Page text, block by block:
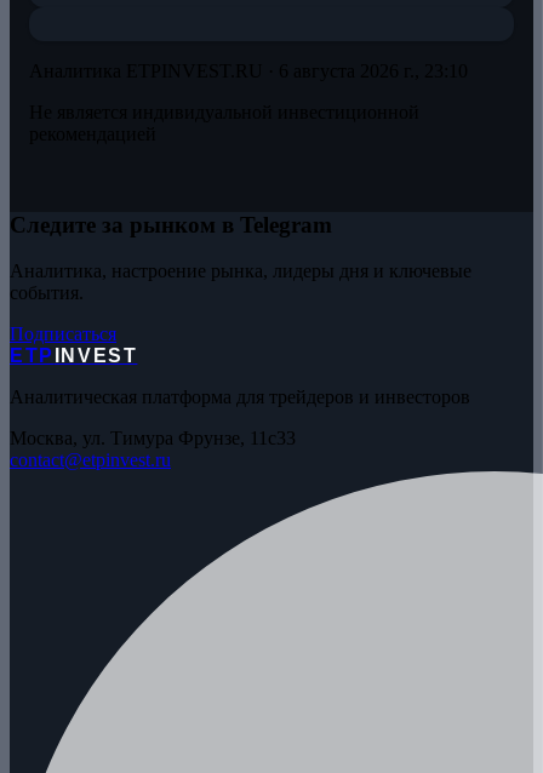
Следите за рынком в Telegram
Аналитика, настроение рынка, лидеры дня и ключевые
события.
Подписаться
ETP
INVEST
Аналитическая платформа для трейдеров и инвесторов
Москва, ул. Тимура Фрунзе, 11с33
contact@etpinvest.ru